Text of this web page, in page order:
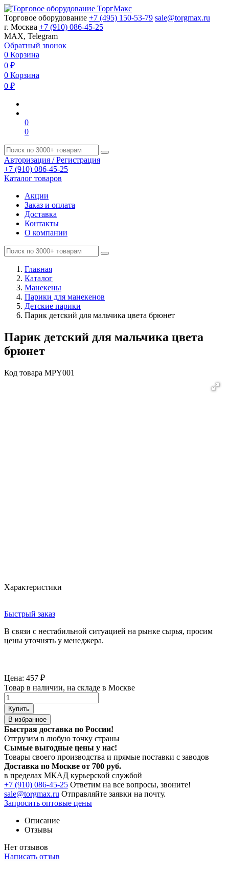
Торговое оборудование +7 (495) 150-53-79 sale@torgmax.ru
г. Москва +7 (910) 086-45-25
MAX, Telegram
Обратный звонок
0 Корзина
0 ₽
0 Корзина
0 ₽
0
0
Авторизация / Регистрация
+7 (910) 086-45-25
Каталог товаров
Акции
Заказ и оплата
Доставка
Контакты
О компании
Главная
Каталог
Манекены
Парики для манекенов
Детские парики
Парик детский для мальчика цвета брюнет
Парик детский для мальчика цвета
брюнет
Код товара MPY001
Характеристики
Быстрый заказ
В связи с нестабильной ситуацией на рынке сырья, просим
цены уточнять у менеджера.
Цена: 457 ₽
Товар в наличии, на складе в Москве
Купить
В избранное
Быстрая доставка по России!
Отгрузим в любую точку страны
Сымые выгодные цены у нас!
Товары своего производства и прямые поставки с заводов
Доставка по Москве от 700 руб.
в пределах МКАД курьерской службой
+7 (910) 086-45-25 Ответим на все вопросы, звоните!
sale@torgmax.ru Отправляйте заявки на почту.
Запросить оптовые цены
Описание
Отзывы
Нет отзывов
Написать отзыв